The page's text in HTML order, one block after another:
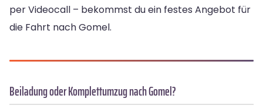
per Videocall – bekommst du ein festes Angebot für
die Fahrt nach Gomel.
Beiladung oder Komplettumzug nach Gomel?